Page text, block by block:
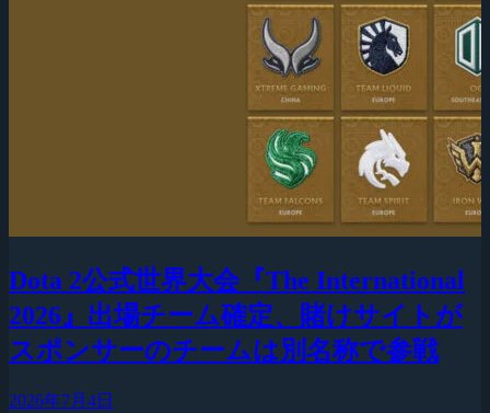
Dota 2公式世界大会『The International
2026』出場チーム確定、賭けサイトが
スポンサーのチームは別名称で参戦
2026年7月4日